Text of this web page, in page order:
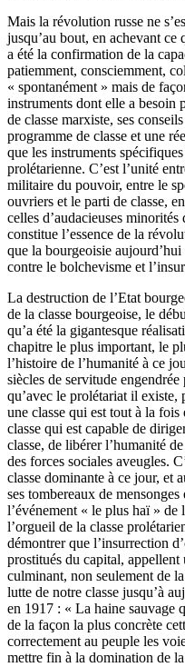
Mais la révolution russe ne
jusqu’au bout, en achevant
a été la confirmation de la
patiemment, consciemment,
« spontanément » mais de
instruments dont elle a besoin
de classe marxiste, ses
programme de classe et une
que les instruments
prolétarienne. C’est l’unité
militaire du pouvoir, entre le
ouvriers et le parti de classe,
celles d’audacieuses
constitue l’essence de la
que la bourgeoisie
contre le bolchevisme et
La destruction de l’Etat
de la classe bourgeoise, le
qu’a été la gigantesque
chapitre le plus important, le
l’histoire de l’humanité à ce
siècles de servitude
qu’avec le prolétariat il existe,
une classe qui est tout à la
classe qui est capable de
classe, de libérer l’humanité
des forces sociales aveugles.
classe dominante à ce jour, et
ses tombereaux de
l’événement « le plus haï » de
l’orgueil de la classe
démontrer que l’insurrection
prostitués du capital,
culminant, non seulement de
lutte de notre classe jusqu’à
en 1917 : « La haine sauvage
de la façon la plus concrète
correctement au peuple les
mettre fin à la domination de